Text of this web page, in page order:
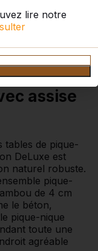
lire notreidéal
d’entreprise.
de
assise
tables de pique-
DeLuxe est
naturel robuste.
pique-
de 4 cm
le béton,
pique-nique
toute une
agréable